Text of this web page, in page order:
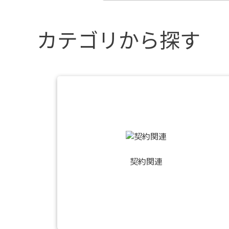
カテゴリから探す
契約関連